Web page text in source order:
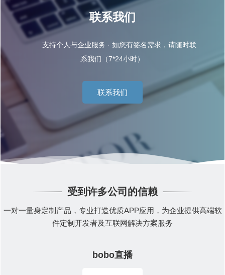
联系我们
支持个人与企业服务 · 如您有签名需求，请随时联
系我们（7*24小时）
联系我们
受到许多公司的信赖
一对一量身定制产品，专业打造优质APP应用，为企业提供高端软
件定制开发者及互联网解决方案服务
bobo直播